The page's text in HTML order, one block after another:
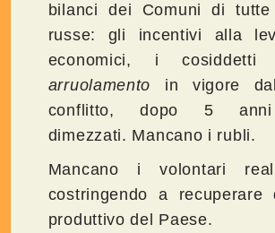
bilanci dei Comuni di
russe: gli incentivi alla
economici, i
arruolamento in vigore
conflitto, dopo 5 anni
dimezzati. Mancano i rubli.
Mancano i volontari
costringendo a recuperare
produttivo del Paese.